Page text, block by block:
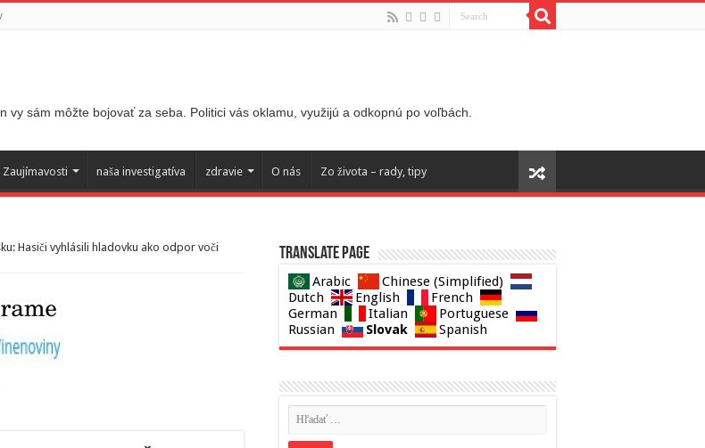
vy sám môžte bojovať za seba. Politici vás oklamu, využijú a odkopnú po voľbách.
Zaujímavosti naša investigatíva zdravie O nás Zo života – rady, tipy
Hasiči vyhlásili hladovku ako odpor voči
Translate page
Arabic
Chinese (Simplified)
Dutch
English
French
German
Italian
Portuguese
Russian
Slovak Spanish